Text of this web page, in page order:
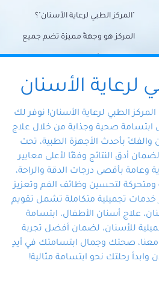
"المركز الطبي لرعاية الأسنان"؟
المركز هو وجهةً مميزة تضم جميع
احتياجات الأسنان تحت سقف واحد،
وتضمن لك حلاً شاملًا لجميع
المتخصص ذوي الخبرة، ستجد نفسك
في أيد أمينة تلبي احتياجاتك بكل
احترافية ودقة.
لرعاية الأسنان
الطبي لرعاية الأسنان! نوفر لك
ابتسامة صحية وجذابة من خلال علاج
بأحدث الأجهزة الطبية، تحت
أدق النتائج وفقًا لأعلى معايير
وعامة بأقصى درجات الدقة والراحة،
ومتحركة لتحسين وظائف الفم وتعزيز
تجميلية متكاملة تشمل تقويم
علاج أسنان الأطفال، ابتسامة
للأسنان، لضمان أفضل تجربة
صحتك وجمال ابتسامتك في أيدٍ
وابدأ رحلتك نحو ابتسامة مثالية!